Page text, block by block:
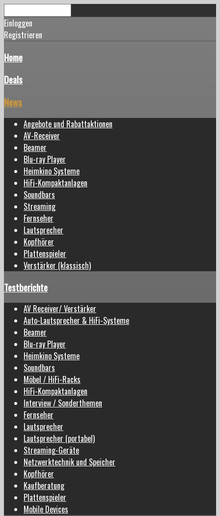
Einloggen
Registrieren
Home
Deals
News
Angebote und Rabattaktionen
AV-Receiver
Beamer
Blu-ray Player
Heimkino Systeme
HiFi-Kompaktanlagen
Soundbars
Streaming
Fernseher
Lautsprecher
Kopfhörer
Plattenspieler
Verstärker (klassisch)
Testberichte
AV Receiver/ Verstärker
Auto-Lautsprecher & HiFi-Systeme
Beamer
Blu-ray Player
Heimkino Systeme
Soundbars
Möbel / HiFi-Racks
HiFi-Kompaktanlagen
Interview / Sonderthemen
Fernseher
Lautsprecher
Lautsprecher (portabel)
Streaming-Geräte
Netzwerktechnik und Speicher
Kopfhörer
Kaufberatung
Plattenspieler
Mobile Devices